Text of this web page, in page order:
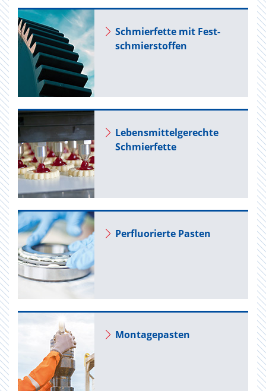
Schmier­fet­te mit Fest­
schmier­stof­fen
Le­bens­mit­tel­ge­rech­te
Schmier­fet­te
Per­fluo­rier­te Pas­ten
Mon­ta­ge­pas­ten